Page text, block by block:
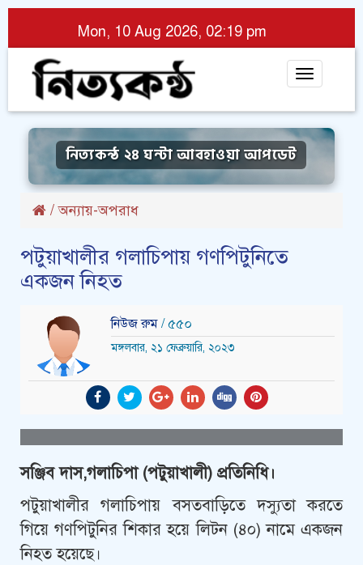
Mon, 10 Aug 2026, 02:19 pm
Toggle
নিত্যকন্ঠ ২৪ ঘন্টা আবহাওয়া আপডেট
/অন্যায়-অপরাধ
পটুয়াখালীর গলাচিপায় গণপিটুনিতে
একজন নিহত
নিউজ রুম / ৫৫০
মঙ্গলবার, ২১ ফেব্রুয়ারি, ২০২৩
সঞ্জিব দাস,গলাচিপা (পটুয়াখালী) প্রতিনিধি।
পটুয়াখালীর গলাচিপায় বসতবাড়িতে দস্যুতা করতে
গিয়ে গণপিটুনির শিকার হয়ে লিটন (৪০) নামে একজন
নিহত হয়েছে।